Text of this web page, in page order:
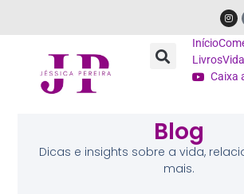
Início
Livros
Caixa
Blog
Dicas e insights sobre a vida,
mais.